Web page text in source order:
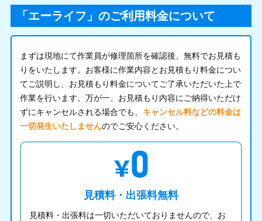
「エーライフ」のご利用料金について
まずは現地にて作業員が修理箇所を確認後、無料でお見積も
りをいたします。お客様に作業内容とお見積もり料金につい
てご説明し、お見積もり料金についてご了承いただいた上で
作業を行います。万が一、お見積もり内容にご納得いただけ
ずにキャンセルされる場合でも、 キャンセル料などの料金は
一切発生いたしませんのでご安心ください。
見積料・出張料無料
見積料・出張料は一切いただいておりませんので、お